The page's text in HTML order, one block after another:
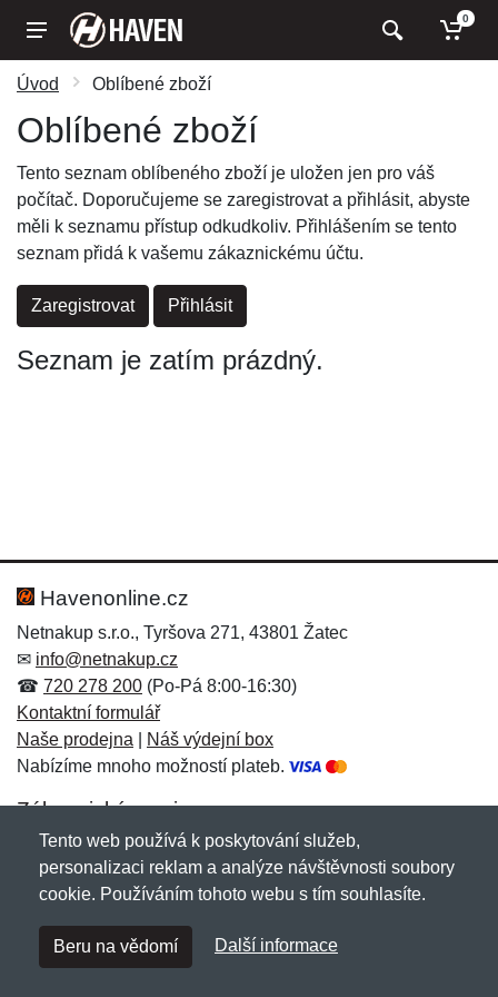
0
Úvod Oblíbené zboží
Oblíbené zboží
Tento seznam oblíbeného zboží je uložen jen pro váš
počítač. Doporučujeme se zaregistrovat a přihlásit, abyste
měli k seznamu přístup odkudkoliv. Přihlášením se tento
seznam přidá k vašemu zákaznickému účtu.
Zaregistrovat Přihlásit
Seznam je zatím prázdný.
Havenonline.cz
Netnakup s.r.o., Tyršova 271, 43801 Žatec
✉ info@netnakup.cz
☎ 720 278 200 (Po-Pá 8:00-16:30)
Kontaktní formulář
Naše prodejna
Náš výdejní box
Nabízíme mnoho možností plateb.
Zákaznický servis
Novinky emailem
Copyright © 2007-2026 (19 let s vámi)Netnakup.cz
NetIQ. Všechna práva vyhrazena.
Tento web používá k poskytování služeb,
personalizaci reklam a analýze návštěvnosti soubory
cookie. Používáním tohoto webu s tím souhlasíte.
Beru na vědomí Další informace